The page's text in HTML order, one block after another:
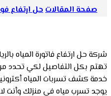
صفحة المقالاتحل ارتفاع
شركة حل ارتفاع فاتورة المياه
تهتم بكل التفاصيل لكي تحدد
خدمة كشف تسربات المياه
يوجد تسرب مياه في منزلك وأنت